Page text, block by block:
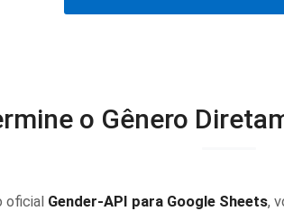
o Gênero
oficial Gender-API para Google Sheets,